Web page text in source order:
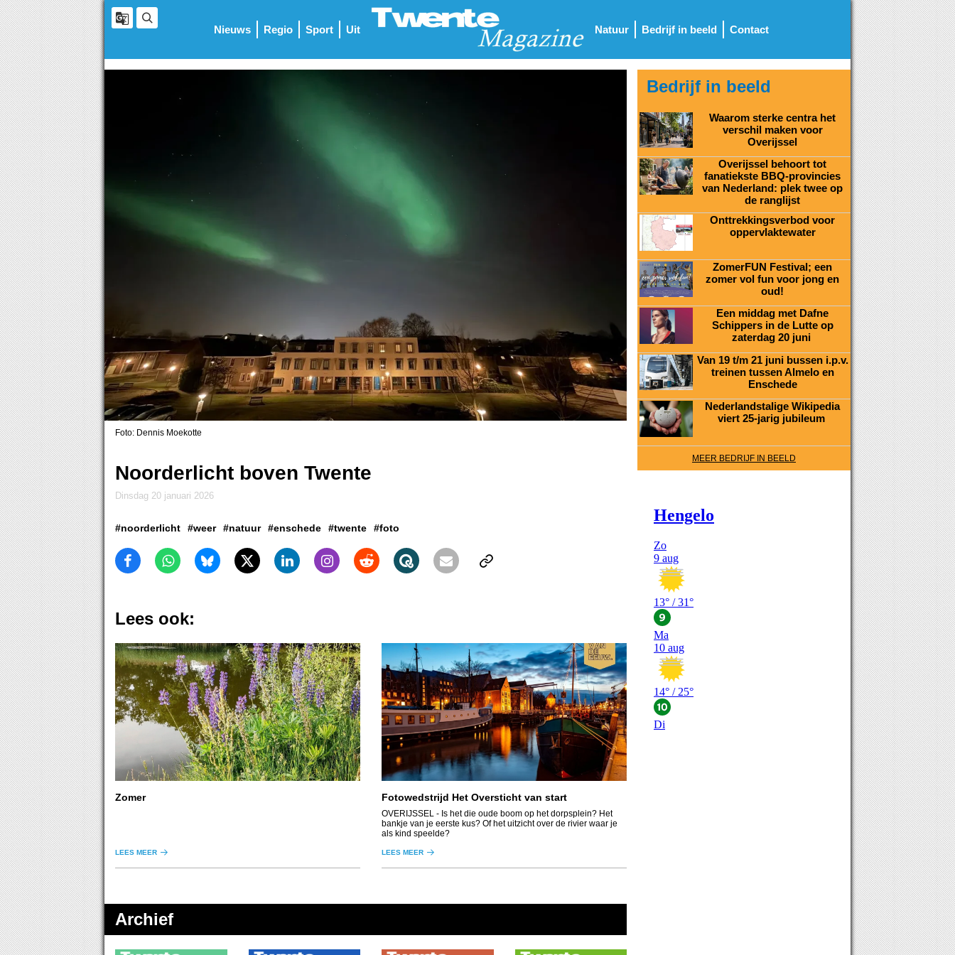
Nieuws Regio Sport Uit Natuur Bedrijf in beeld Contact
Foto: Dennis Moekotte
Noorderlicht boven Twente
dinsdag 20 januari 2026
#noorderlicht #weer #natuur #enschede #twente #foto
Lees ook:
Zomer
LEES MEER
Fotowedstrijd Het Oversticht van start
OVERIJSSEL - Is het die oude boom op het dorpsplein? Het
bankje van je eerste kus? Of het uitzicht over de rivier waar je
als kind speelde?
LEES MEER
Archief
Bedrijf in beeld
Waarom sterke centra het
verschil maken voor
Overijssel
Overijssel behoort tot
fanatiekste BBQ-provincies
van Nederland: plek twee op
de ranglijst
Onttrekkingsverbod voor
oppervlaktewater
ZomerFUN Festival; een
zomer vol fun voor jong en
oud!
Een middag met Dafne
Schippers in de Lutte op
zaterdag 20 juni
Van 19 t/m 21 juni bussen i.p.v.
treinen tussen Almelo en
Enschede
Nederlandstalige Wikipedia
viert 25-jarig jubileum
MEER BEDRIJF IN BEELD